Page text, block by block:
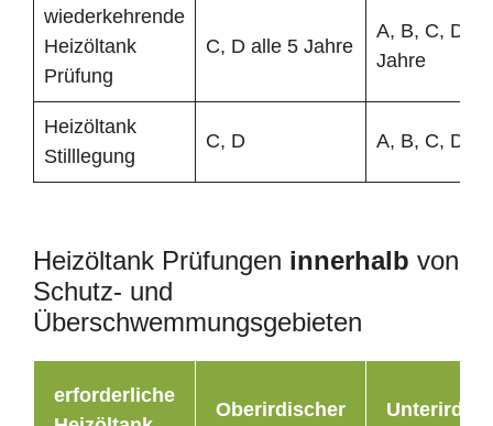
wiederkehrende
Heizöltank
Prüfung
C, D alle 5 Jahre
A, B, C, D
Jahre
Heizöltank
Stilllegung
C, D A, B, C, D
Heizöltank Prüfungen innerhalb von
Schutz- und
Überschwemmungsgebieten
erforderliche
Oberirdischer